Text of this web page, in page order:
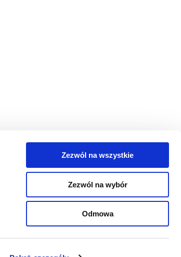
Zezwól na wszystkie
Zezwól na wybór
Odmowa